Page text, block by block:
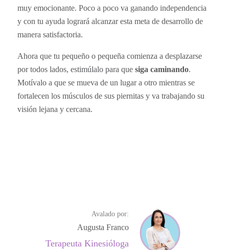
Avalado por:
Augusta Franco
Terapeuta Kinesióloga
muy emocionante. Poco a poco va ganando independencia
y con tu ayuda logrará alcanzar esta meta de desarrollo de
manera satisfactoria.
Ahora que tu pequeño o pequeña comienza a desplazarse
por todos lados, estimúlalo para que siga caminando.
Motívalo a que se mueva de un lugar a otro mientras se
fortalecen los músculos de sus piernitas y va trabajando su
visión lejana y cercana.